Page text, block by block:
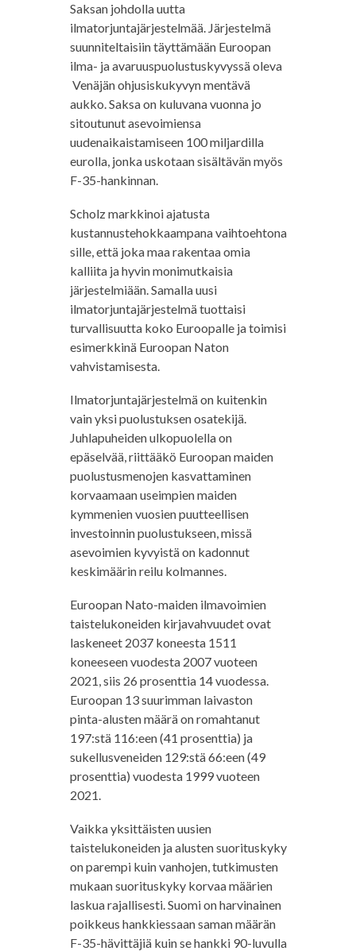
Saksan johdolla uutta
ilmatorjuntajärjestelmää. Järjestelmä
suunniteltaisiin täyttämään Euroopan
ilma- ja avaruuspuolustuskyvyssä oleva
Venäjän ohjusiskukyvyn mentävä
aukko. Saksa on kuluvana vuonna jo
sitoutunut asevoimiensa
uudenaikaistamiseen 100 miljardilla
eurolla, jonka uskotaan sisältävän myös
F-35-hankinnan.
Scholz markkinoi ajatusta
kustannustehokkaampana vaihtoehtona
sille, että joka maa rakentaa omia
kalliita ja hyvin monimutkaisia
järjestelmiään. Samalla uusi
ilmatorjuntajärjestelmä tuottaisi
turvallisuutta koko Euroopalle ja toimisi
esimerkkinä Euroopan Naton
vahvistamisesta.
Ilmatorjuntajärjestelmä on kuitenkin
vain yksi puolustuksen osatekijä.
Juhlapuheiden ulkopuolella on
epäselvää, riittääkö Euroopan maiden
puolustusmenojen kasvattaminen
korvaamaan useimpien maiden
kymmenien vuosien puutteellisen
investoinnin puolustukseen, missä
asevoimien kyvyistä on kadonnut
keskimäärin reilu kolmannes.
Euroopan Nato-maiden ilmavoimien
taistelukoneiden kirjavahvuudet ovat
laskeneet 2037 koneesta 1511
koneeseen vuodesta 2007 vuoteen
2021, siis 26 prosenttia 14 vuodessa.
Euroopan 13 suurimman laivaston
pinta-alusten määrä on romahtanut
197:stä 116:een (41 prosenttia) ja
sukellusveneiden 129:stä 66:een (49
prosenttia) vuodesta 1999 vuoteen
2021.
Vaikka yksittäisten uusien
taistelukoneiden ja alusten suorituskyky
on parempi kuin vanhojen, tutkimusten
mukaan suorituskyky korvaa määrien
laskua rajallisesti. Suomi on harvinainen
poikkeus hankkiessaan saman määrän
F-35-hävittäjiä kuin se hankki 90-luvulla